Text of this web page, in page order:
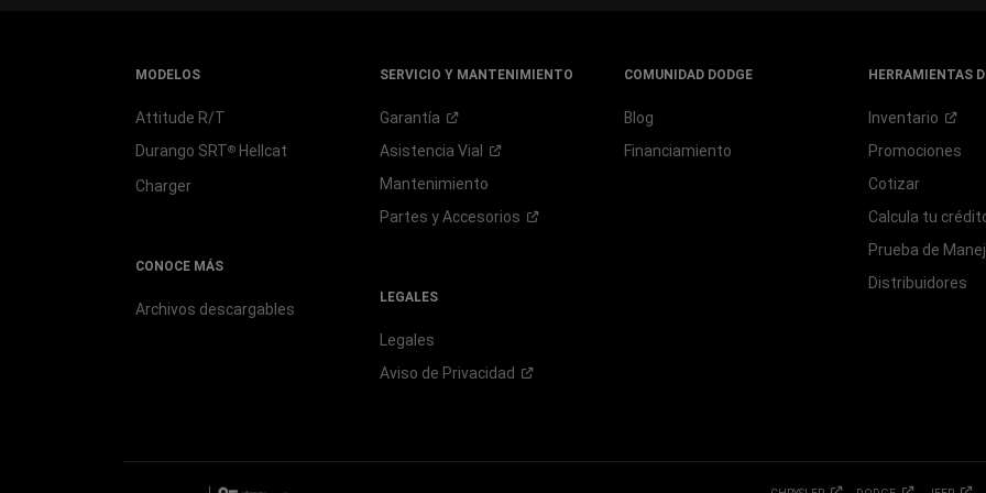
MODELOS
Attitude R/T
Durango SRT®Hellcat
Charger
CONOCE MÁS
Archivos descargables
SERVICIO Y MANTENIMIENTO
Garantía
Asistencia Vial
Mantenimiento
Partes yAccesorios
LEGALES
Legales
Aviso de Privacidad
COMUNIDAD DODGE
Blog
Financiamiento
HERRAMIENTAS
Inventario
Promociones
Cotizar
Calcula tu
Prueba de
Distribuidores